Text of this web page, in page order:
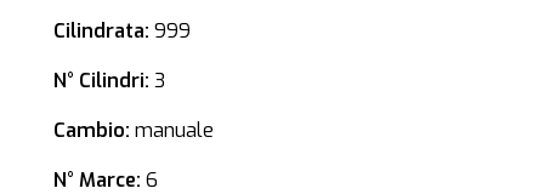
Cilindrata: 999
N° Cilindri: 3
Cambio: manuale
N° Marce: 6